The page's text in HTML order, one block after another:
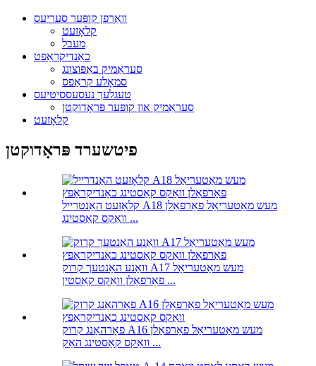
וואַרפן קופּער סעריעס
קלאָזעט
מעבל
כאַנדיקראַפט
סעראַמיק באַפּוצונג
סמאָלע קראַפס
טעגלעך נעסעססיטיעס
סעראַמיק און קופּער פּראָדוקטן
קלאָזעט
פיטשערד פּראָדוקטן
קלאָזעט האַנטרייל A18 מעש מאַטעריאַל פאַרפאַלן
וואַקס קאַסטינג ...
וואַנע האַנטעך קרוק A17 מעש מאַטעריאַל
פאַרפאַלן וואַקס קאַסטין ...
פאָרהאַנג קרוק A16 מעש מאַטעריאַל פאַרפאַלן
וואַקס קאַסטינג האַק ...